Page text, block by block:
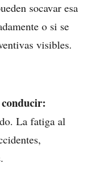
socavar esa
o si se
visibles.
conducir:
La fatiga al